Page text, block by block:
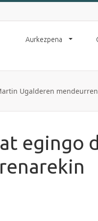
Aurkezpena
Ugalderen
egingo